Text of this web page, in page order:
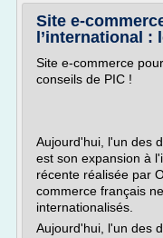
Site e-
l’international :
Site e-commerce
conseils de PIC !
Aujourd'hui, l'un des
est son expansion à
récente réalisée par
commerce français
internationalisés.
Aujourd'hui, l'un des